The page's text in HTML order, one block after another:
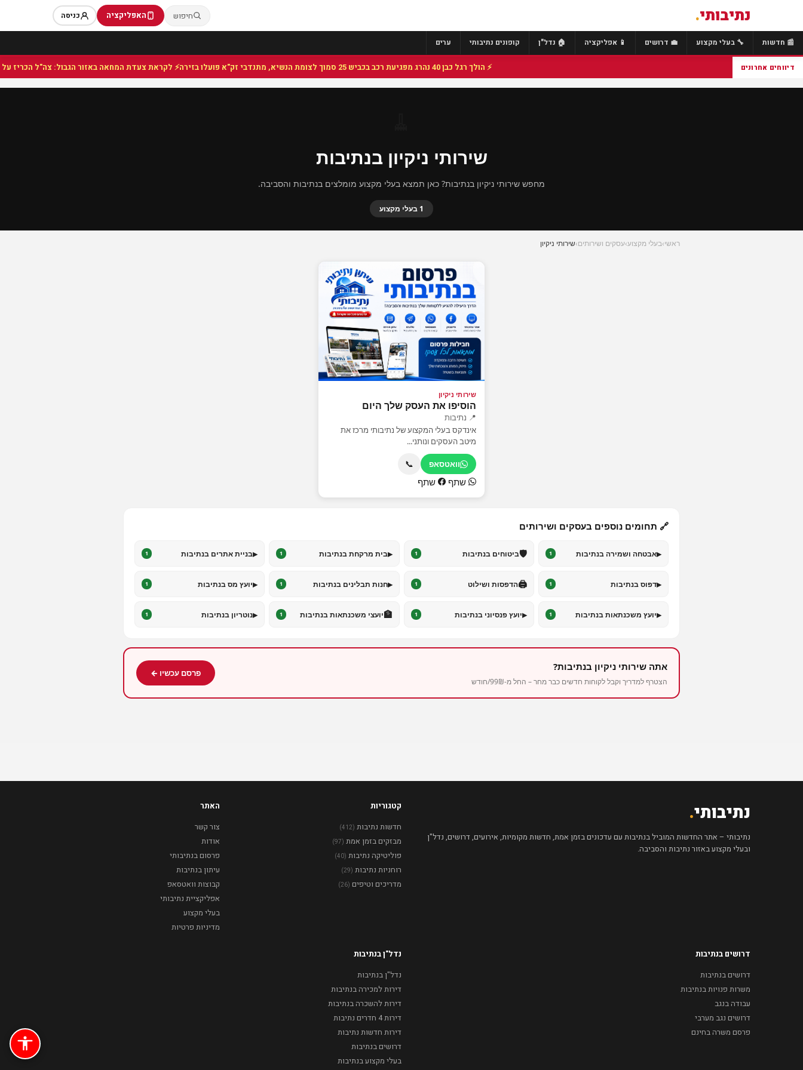
נתיבותי. חיפוש האפליקציה כניסה
📰 חדשות 🔧 בעלי מקצוע 💼 דרושים 📱 אפליקציה 🏠 נדל"ן קופונים נתיבותי ערים
דיווחים אחרונים ⚡ הולך רגל כבן 40 נהרג מפגיעת רכב בכביש 25 סמוך לצומת הנשיא, מתנדבי זק"א פועלו בזירה ⚡ לקראת צעדת המחאה באזור הגבול: צה"ל הכריז על
שירותי ניקיון בנתיבות
מחפש שירותי ניקיון בנתיבות? כאן תמצא בעלי מקצוע מומלצים בנתיבות והסביבה.
1 בעלי מקצוע
ראשי›בעלי מקצוע›עסקים ושירותים›שירותי ניקיון
שירותי ניקיון
הוסיפו את העסק שלך היום
📍 נתיבות
אינדקס בעלי המקצוע של נתיבותי מרכז את
מיטב העסקים ונותני...
וואטסאפ 📞
שתף שתף
🔗 תחומים נוספים בעסקים ושירותים
▸אבטחה ושמירה בנתיבות 1
🛡️ביטוחים בנתיבות 1
▸בית מרקחת בנתיבות 1
▸בניית אתרים בנתיבות 1
▸דפוס בנתיבות 1
🖨️הדפסות ושילוט 1
▸חנות תבלינים בנתיבות 1
▸יועץ מס בנתיבות 1
▸יועץ משכנתאות בנתיבות 1
▸יועץ פנסיוני בנתיבות 1
🏦יועצי משכנתאות בנתיבות 1
▸נוטריון בנתיבות 1
אתה שירותי ניקיון בנתיבות?
הצטרף למדריך וקבל לקוחות חדשים כבר מחר – החל מ-99₪/חודש
פרסם עכשיו ←
נתיבותי.
נתיבותי – אתר החדשות המוביל בנתיבות עם עדכונים בזמן אמת, חדשות מקומיות, אירועים, דרושים, נדל"ן
ובעלי מקצוע באזור נתיבות והסביבה.
קטגוריות
חדשות נתיבות (412)
מבזקים בזמן אמת (97)
פוליטיקה נתיבות (40)
רוחניות נתיבות (29)
מדריכים וטיפים (26)
האתר
צור קשר
אודות
פרסום בנתיבותי
עיתון בנתיבות
קבוצות וואטסאפ
אפליקציית נתיבותי
בעלי מקצוע
מדיניות פרטיות
דרושים בנתיבות
דרושים בנתיבות
משרות פנויות בנתיבות
עבודה בנגב
דרושים נגב מערבי
פרסם משרה בחינם
נדל"ן בנתיבות
נדל"ן בנתיבות
דירות למכירה בנתיבות
דירות להשכרה בנתיבות
דירות 4 חדרים נתיבות
דירות חדשות נתיבות
דרושים בנתיבות
בעלי מקצוע בנתיבות